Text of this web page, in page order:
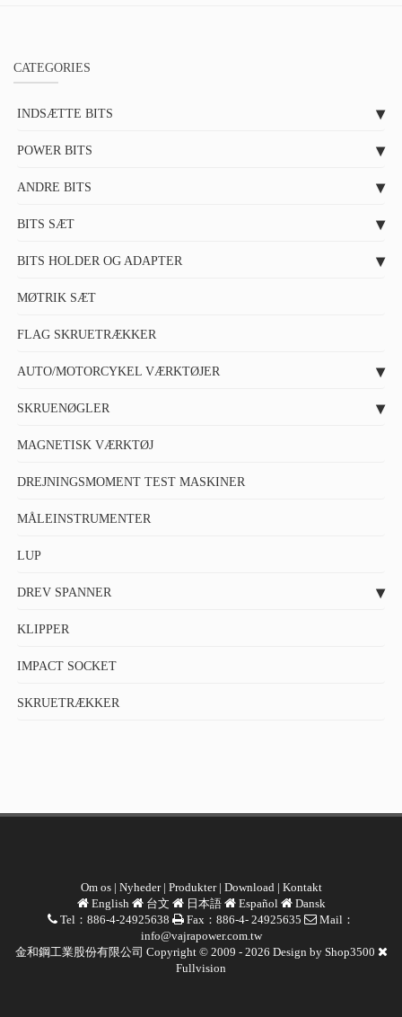
CATEGORIES
INDSÆTTE BITS
POWER BITS
ANDRE BITS
BITS SÆT
BITS HOLDER OG ADAPTER
MØTRIK SÆT
FLAG SKRUETRÆKKER
AUTO/MOTORCYKEL VÆRKTØJER
SKRUENØGLER
MAGNETISK VÆRKTØJ
DREJNINGSMOMENT TEST MASKINER
MÅLEINSTRUMENTER
LUP
DREV SPANNER
KLIPPER
IMPACT SOCKET
SKRUETRÆKKER
Om os| Nyheder| Produkter| Download| Kontakt
English
台文 日本語 Español
Dansk
Tel：886-4-24925638
Fax：886-4- 24925635
Mail：
info@vajrapower.com.tw
金和鋼工業股份有限公司 Copyright © 2009 - 2026 Design by Shop3500
Fullvision